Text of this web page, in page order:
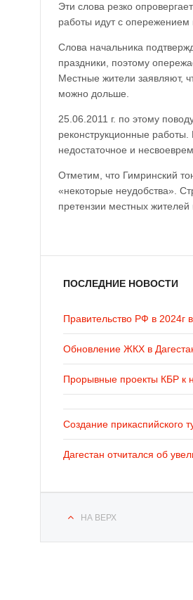
Эти слова резко
работы идут с опережением
Слова начальника
праздники, поэтому
Местные жители заявляют,
можно дольше.
25.06.2011 г. по этому
реконструкционные
недостаточное и
Отметим, что Гимринский
«некоторые неудобства».
претензии местных
ПОСЛЕДНИЕ НОВОСТИ
Правительство РФ в 2024г
Обновление ЖКХ в
Прорывные проекты КБР к
Создание прикаспийского
Дагестан отчитался об
НА ВЕРХ